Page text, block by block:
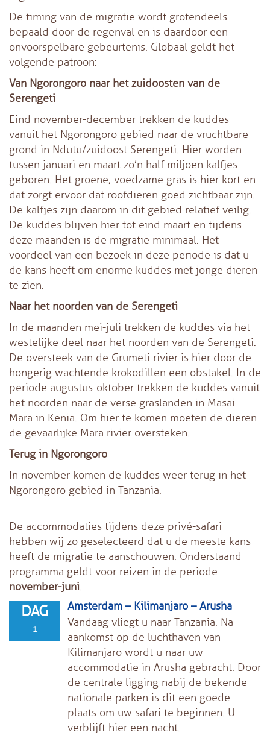
De timing van de migratie wordt grotendeels
bepaald door de regenval en is daardoor een
onvoorspelbare gebeurtenis. Globaal geldt het
volgende patroon:
Van Ngorongoro naar het zuidoosten van de
Serengeti
Eind november-december trekken de kuddes
vanuit het Ngorongoro gebied naar de vruchtbare
grond in Ndutu/zuidoost Serengeti. Hier worden
tussen januari en maart zo’n half miljoen kalfjes
geboren. Het groene, voedzame gras is hier kort en
dat zorgt ervoor dat roofdieren goed zichtbaar zijn.
De kalfjes zijn daarom in dit gebied relatief veilig.
De kuddes blijven hier tot eind maart en tijdens
deze maanden is de migratie minimaal. Het
voordeel van een bezoek in deze periode is dat u
de kans heeft om enorme kuddes met jonge dieren
te zien.
Naar het noorden van de Serengeti
In de maanden mei-juli trekken de kuddes via het
westelijke deel naar het noorden van de Serengeti.
De oversteek van de Grumeti rivier is hier door de
hongerig wachtende krokodillen een obstakel. In de
periode augustus-oktober trekken de kuddes vanuit
het noorden naar de verse graslanden in Masai
Mara in Kenia. Om hier te komen moeten de dieren
de gevaarlijke Mara rivier oversteken.
Terug in Ngorongoro
In november komen de kuddes weer terug in het
Ngorongoro gebied in Tanzania.
De accommodaties tijdens deze privé-safari
hebben wij zo geselecteerd dat u de meeste kans
heeft de migratie te aanschouwen. Onderstaand
programma geldt voor reizen in de periode
november-juni.
DAG
1
Amsterdam – Kilimanjaro – Arusha
Vandaag vliegt u naar Tanzania. Na
aankomst op de luchthaven van
Kilimanjaro wordt u naar uw
accommodatie in Arusha gebracht. Door
de centrale ligging nabij de bekende
nationale parken is dit een goede
plaats om uw safari te beginnen. U
verblijft hier een nacht.